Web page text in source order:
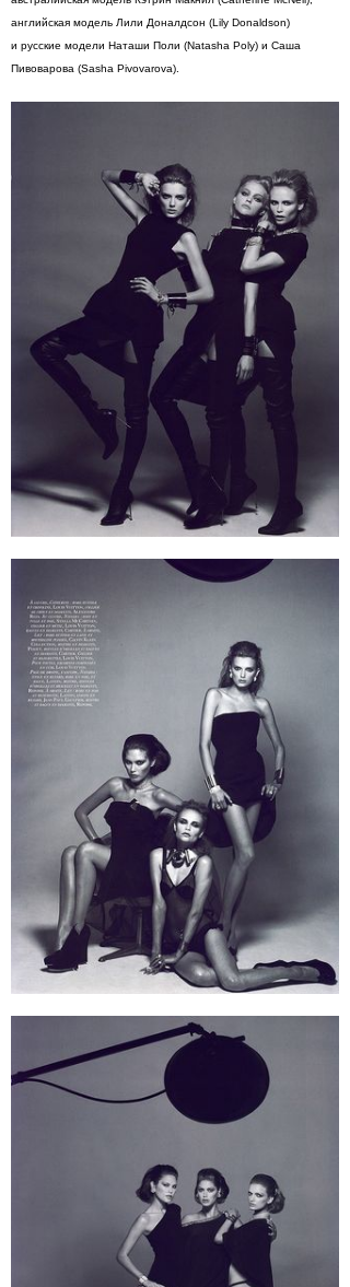
английская модель Лили Доналдсон (Lily Donaldson)
и русские модели Наташи Поли (Natasha Poly) и Саша
Пивоварова (Sasha Pivovarova).